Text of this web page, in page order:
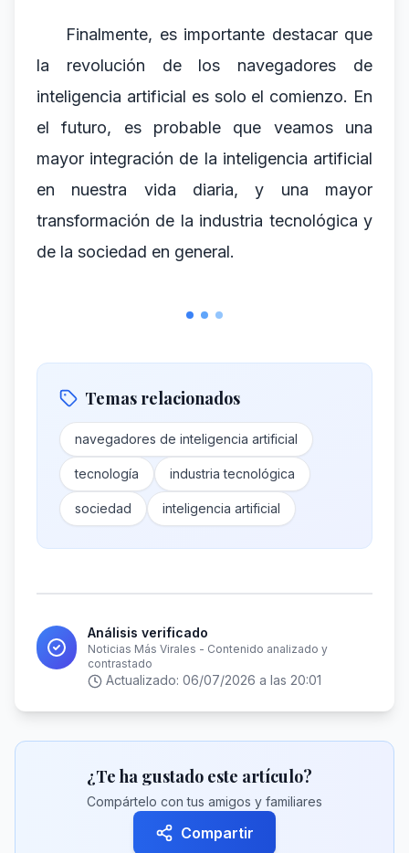
Finalmente, es importante destacar que
la revolución de los navegadores de
inteligencia artificial es solo el comienzo. En
el futuro, es probable que veamos una
mayor integración de la inteligencia artificial
en nuestra vida diaria, y una mayor
transformación de la industria tecnológica y
de la sociedad en general.
Temas relacionados
navegadores de inteligencia artificial
tecnología industria tecnológica
sociedad inteligencia artificial
Análisis verificado
Noticias Más Virales - Contenido analizado y
contrastado
Actualizado: 06/07/2026 a las 20:01
¿Te ha gustado este artículo?
Compártelo con tus amigos y familiares
Compartir